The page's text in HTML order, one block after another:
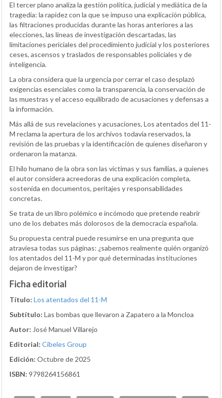
El tercer plano analiza la gestión política, judicial y mediática de la
tragedia: la rapidez con la que se impuso una explicación pública,
las filtraciones producidas durante las horas anteriores a las
elecciones, las líneas de investigación descartadas, las
limitaciones periciales del procedimiento judicial y los posteriores
ceses, ascensos y traslados de responsables policiales y de
inteligencia.
La obra considera que la urgencia por cerrar el caso desplazó
exigencias esenciales como la transparencia, la conservación de
las muestras y el acceso equilibrado de acusaciones y defensas a
la información.
Más allá de sus revelaciones y acusaciones, Los atentados del 11-
M reclama la apertura de los archivos todavía reservados, la
revisión de las pruebas y la identificación de quienes diseñaron y
ordenaron la matanza.
El hilo humano de la obra son las víctimas y sus familias, a quienes
el autor considera acreedoras de una explicación completa,
sostenida en documentos, peritajes y responsabilidades
concretas.
Se trata de un libro polémico e incómodo que pretende reabrir
uno de los debates más dolorosos de la democracia española.
Su propuesta central puede resumirse en una pregunta que
atraviesa todas sus páginas: ¿sabemos realmente quién organizó
los atentados del 11-M y por qué determinadas instituciones
dejaron de investigar?
Ficha editorial
Título: Los atentados del 11-M
Subtítulo: Las bombas que llevaron a Zapatero a la Moncloa
Autor: José Manuel Villarejo
Editorial: Cibeles Group
Edición: Octubre de 2025
ISBN: 9798264156861